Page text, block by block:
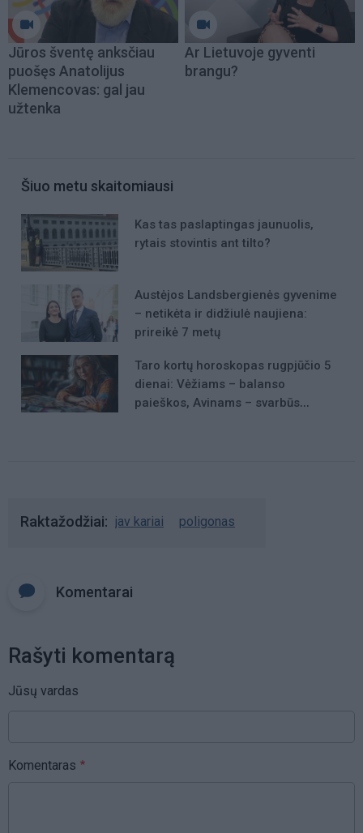
Jūros šventę anksčiau
puošęs Anatolijus
Klemencovas: gal jau
užtenka
Ar Lietuvoje gyventi
brangu?
Šiuo metu skaitomiausi
Kas tas paslaptingas jaunuolis,
rytais stovintis ant tilto?
Austėjos Landsbergienės gyvenime
– netikėta ir didžiulė naujiena:
prireikė 7 metų
Taro kortų horoskopas rugpjūčio 5
dienai: Vėžiams – balanso
paieškos, Avinams – svarbūs
Raktažodžiai jav kariai poligonas
Komentarai
Rašyti komentarą
Jūsų vardas
Komentaras